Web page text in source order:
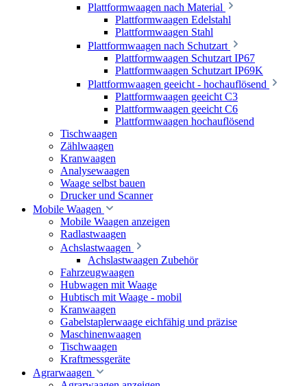
Plattformwaagen nach Material
Plattformwaagen Edelstahl
Plattformwaagen Stahl
Plattformwaagen nach Schutzart
Plattformwaagen Schutzart IP67
Plattformwaagen Schutzart IP69K
Plattformwaagen geeicht - hochauflösend
Plattformwaagen geeicht C3
Plattformwaagen geeicht C6
Plattformwaagen hochauflösend
Tischwaagen
Zählwaagen
Kranwaagen
Analysewaagen
Waage selbst bauen
Drucker und Scanner
Mobile Waagen
Mobile Waagen anzeigen
Radlastwaagen
Achslastwaagen
Achslastwaagen Zubehör
Fahrzeugwaagen
Hubwagen mit Waage
Hubtisch mit Waage - mobil
Kranwaagen
Gabelstaplerwaage eichfähig und präzise
Maschinenwaagen
Tischwaagen
Kraftmessgeräte
Agrarwaagen